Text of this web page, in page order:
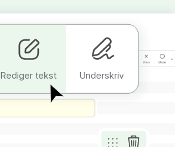
Rediger tekst Underskriv